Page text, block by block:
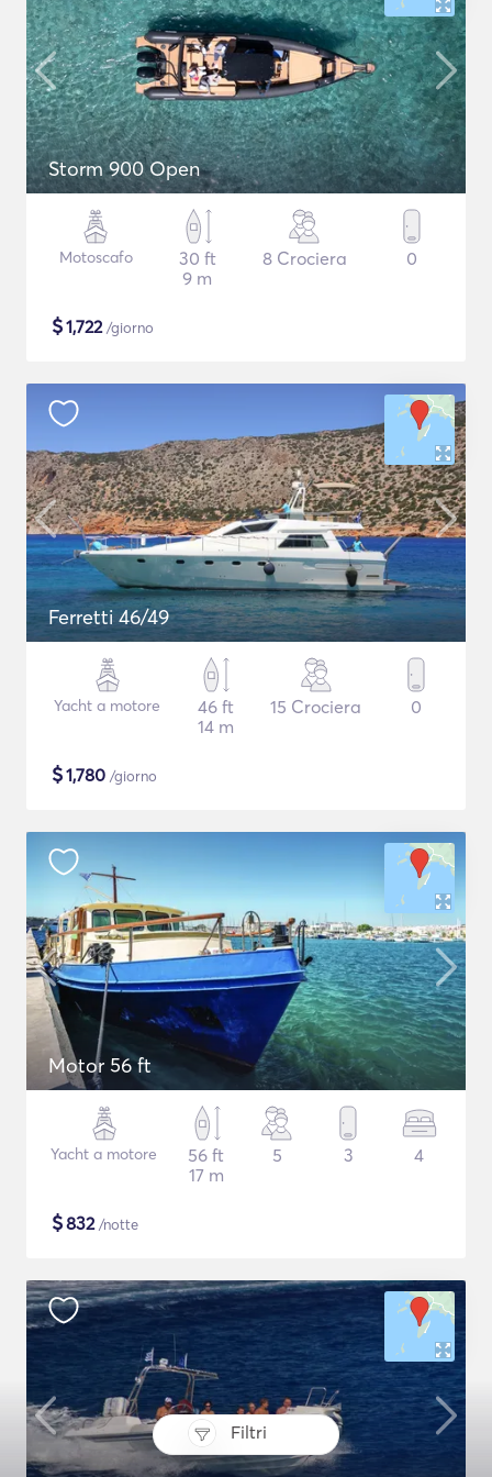
Filtri
Storm 900 Open
Motoscafo
30 ft
9 m
8 Crociera 0
$1,722/giorno
Ferretti 46/49
Yacht a motore
46 ft
14 m
15 Crociera 0
$1,780 /giorno
Motor 56 ft
Yacht a motore
56 ft
17 m
5 3 4
$832/notte